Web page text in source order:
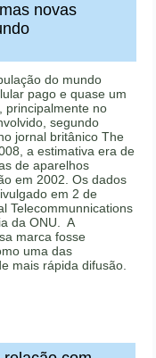
novas
do mundo
pago e quase um
principalmente no
segundo
jornal britânico The
a estimativa era de
de aparelhos
em 2002. Os dados
em 2 de
Telecommunnications
da ONU. A
marca fosse
uma das
mais rápida difusão.